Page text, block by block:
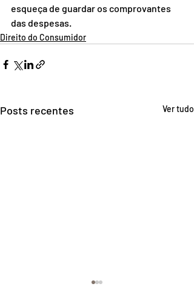
esqueça de guardar os comprovantes
das despesas.
Direito do Consumidor
Posts recentes Ver tudo